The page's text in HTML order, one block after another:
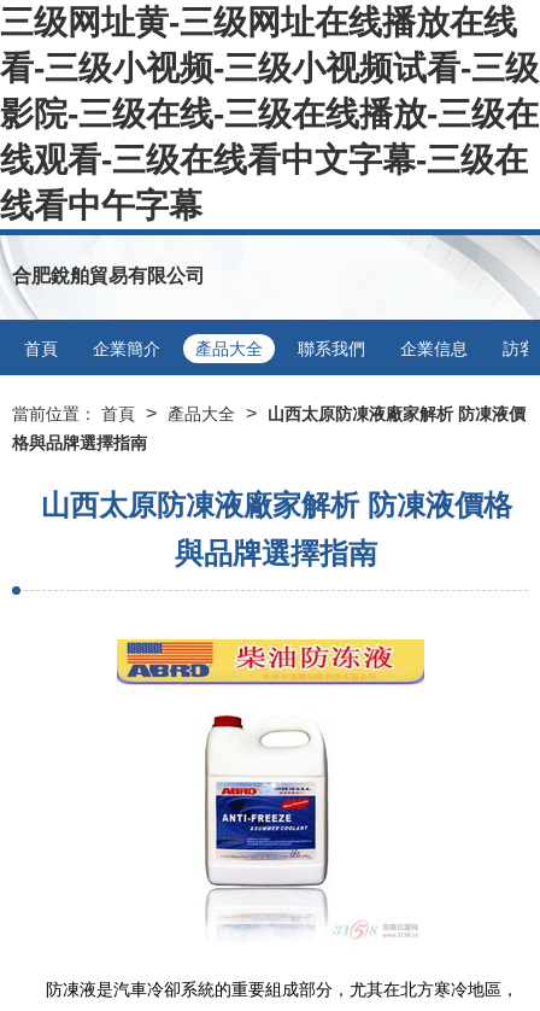
三级网址黄-三级网址在线播放在线
看-三级小视频-三级小视频试看-三级
影院-三级在线-三级在线播放-三级在
线观看-三级在线看中文字幕-三级在
线看中午字幕
合肥銳舶貿易有限公司
首頁 企業簡介 產品大全 聯系我們 企業信息 訪客
當前位置： 首頁 > 產品大全 >
山西太原防凍液廠家解析 防凍液價
格與品牌選擇指南
山西太原防凍液廠家解析 防凍液價格
與品牌選擇指南
防凍液是汽車冷卻系統的重要組成部分，尤其在北方寒冷地區，